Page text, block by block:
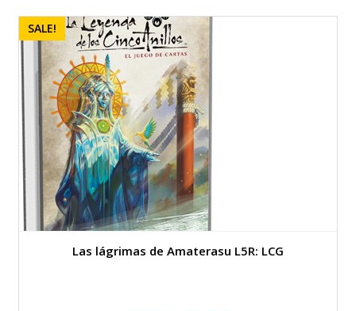
Las lágrimas de Amaterasu L5R: LCG
SALE!